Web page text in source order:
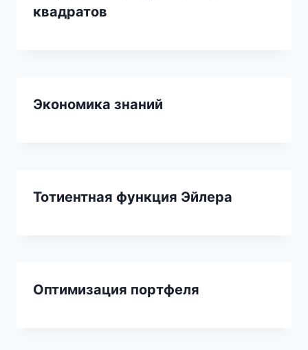
квадратов
Экономика знаний
Тотиентная функция Эйлера
Оптимизация портфеля